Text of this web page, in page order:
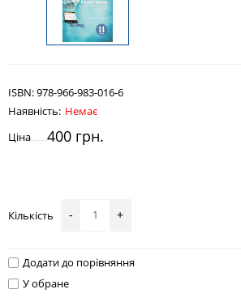
ISBN:978-966-983-016-6
Наявність: Немає
Ціна
400 грн.
Кількість - +
Додати до порівняння
У обране